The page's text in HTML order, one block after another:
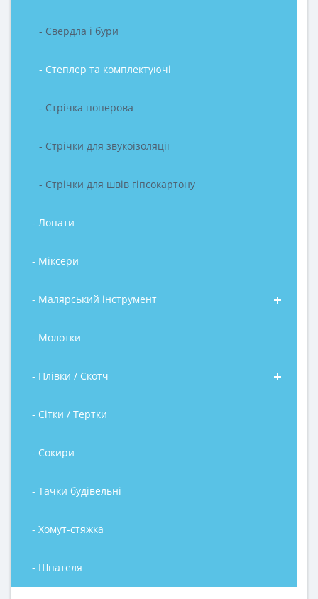
- Свердла і бури
- Степлер та комплектуючі
- Стрічка поперова
- Стрічки для звукоізоляції
- Стрічки для швів гіпсокартону
- Лопати
- Міксери
- Малярський інструмент
- Молотки
- Плівки / Скотч
- Сітки / Тертки
- Сокири
- Тачки будівельні
- Хомут-стяжка
- Шпателя